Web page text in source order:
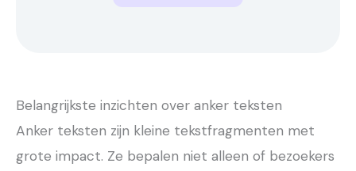
Belangrijkste inzichten over anker teksten
Anker teksten zijn kleine tekstfragmenten met
grote impact. Ze bepalen niet alleen of bezoekers